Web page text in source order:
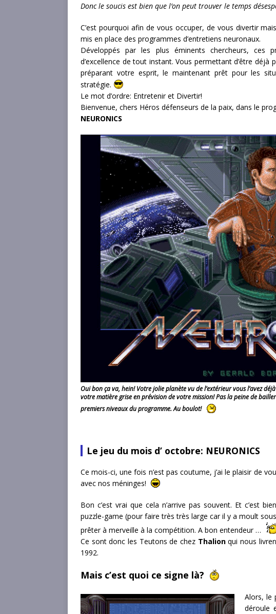
Donc le soucis est bien que l’on peut trouver le temps
C’est pourquoi afin de vous occuper, de vous divertir
mis en place des programmes d’entretiens neuronaux.
Développés par les plus éminents chercheurs, ces
d’excellence de tout instant. Vous permettant d’être
préparant votre esprit, le maintenant prêt pour les
stratégie.
Le mot d’ordre: Entretenir et Divertir!
Bienvenue, chers Héros défenseurs de la paix, dans le
NEURONICS
Oui bon ça va, hein! Votre jolie planète vu de l’extérieur vous l’avez
votre matière grise en prévision de votre mission! Pas la peine de
premiers niveaux du programme. Au boulot!
Le jeu du mois d’ octobre: NEURONICS
Ce mois-ci, une fois n’est pas coutume, j’ai le plaisir de
avec nos méninges!
Bon c’est vrai que cela n’arrive pas souvent. Et c’est
puzzle-game (pour faire très très large car il y a moult
prêter à merveille à la compétition. A bon entendeur …
Ce sont donc les Teutons de chez Thalionqui nous
1992.
Mais c’est quoi ce signe là?
Alors, le
déroule